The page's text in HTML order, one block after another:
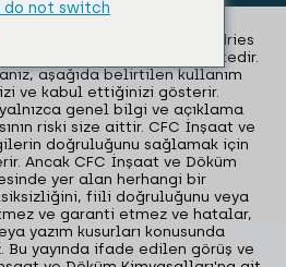
CFC Construction and Foundries
onun tarafından işletilmektedir.
aşağıda belirtilen kullanım
ve kabul ettiğinizi gösterir.
genel bilgi ve açıklama
riski size aittir. CFC İnşaat ve
doğruluğunu sağlamak için
Ancak CFC İnşaat ve Döküm
yer alan herhangi bir
fiili doğruluğunu veya
ve garanti etmez ve hatalar,
yazım kusurları konusunda
yayında ifade edilen görüş ve
do not switch